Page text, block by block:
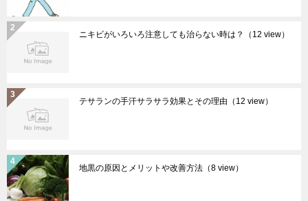
ニキビがいろいろ注意しても治らない時は？ （12 view）
テサランの手汗サラサラ効果とその理由 （12 view）
地黒の原因とメリットや改善方法 （8 view）